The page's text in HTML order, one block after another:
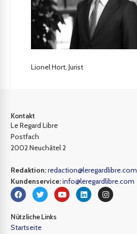
Lionel Hort, Jurist
Kontakt
Le Regard Libre
Postfach
2002 Neuchâtel 2
Redaktion:redaction@leregardlibre.com
Kundenservice:info@leregardlibre.com
Nützliche Links
Startseite